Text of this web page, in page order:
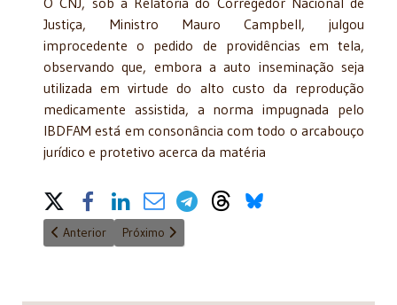
Justiça, Ministro Mauro Campbell, julgou
improcedente o pedido de providências em tela,
observando que, embora a auto inseminação seja
utilizada em virtude do alto custo da reprodução
medicamente assistida, a norma impugnada pelo
IBDFAM está em consonância com todo o arcabouço
jurídico e protetivo acerca da matéria
Share on Social Media
Artigo anterior: O TCU e o ressarcimento de valores
Anterior Próximo artigo: O ITR sobre áreas de mineração
Próximo